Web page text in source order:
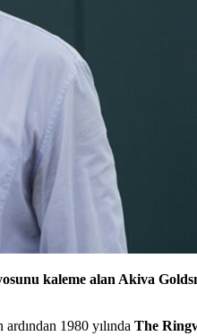
kaleme alan Akiva
1980 yılında The